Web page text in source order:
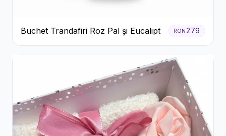
Buchet Trandafiri Roz Pal și Eucalipt RON279